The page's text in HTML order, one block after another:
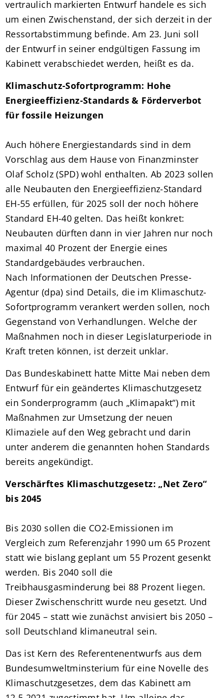
vertraulich markierten Entwurf handele es sich
um einen Zwischenstand, der sich derzeit in der
Ressortabstimmung befinde. Am 23. Juni soll
der Entwurf in seiner endgültigen Fassung im
Kabinett verabschiedet werden, heißt es da.
Klimaschutz-Sofortprogramm: Hohe
Energieeffizienz-Standards & Förderverbot
für fossile Heizungen
Auch höhere Energiestandards sind in dem
Vorschlag aus dem Hause von Finanzminster
Olaf Scholz (SPD) wohl enthalten. Ab 2023 sollen
alle Neubauten den Energieeffizienz-Standard
EH-55 erfüllen, für 2025 soll der noch höhere
Standard EH-40 gelten. Das heißt konkret:
Neubauten dürften dann in vier Jahren nur noch
maximal 40 Prozent der Energie eines
Standardgebäudes verbrauchen.
Nach Informationen der Deutschen Presse-
Agentur (dpa) sind Details, die im Klimaschutz-
Sofortprogramm verankert werden sollen, noch
Gegenstand von Verhandlungen. Welche der
Maßnahmen noch in dieser Legislaturperiode in
Kraft treten können, ist derzeit unklar.
Das Bundeskabinett hatte Mitte Mai neben dem
Entwurf für ein geändertes Klimaschutzgesetz
ein Sonderprogramm (auch „Klimapakt“) mit
Maßnahmen zur Umsetzung der neuen
Klimaziele auf den Weg gebracht und darin
unter anderem die genannten hohen Standards
bereits angekündigt.
Verschärftes Klimaschutzgesetz: „Net Zero“
bis 2045
Bis 2030 sollen die CO2-Emissionen im
Vergleich zum Referenzjahr 1990 um 65 Prozent
statt wie bislang geplant um 55 Prozent gesenkt
werden. Bis 2040 soll die
Treibhausgasminderung bei 88 Prozent liegen.
Dieser Zwischenschritt wurde neu gesetzt. Und
für 2045 – statt wie zunächst anvisiert bis 2050 –
soll Deutschland klimaneutral sein.
Das ist Kern des Referentenentwurfs aus dem
Bundesumweltminsterium für eine Novelle des
Klimaschutzgesetzes, dem das Kabinett am